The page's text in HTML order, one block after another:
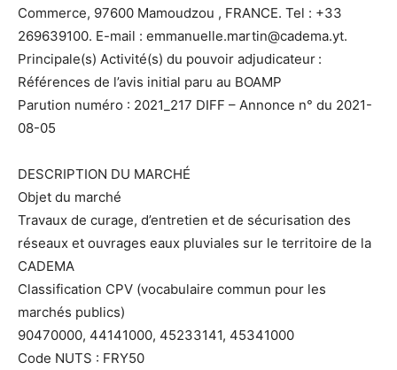
Commerce, 97600 Mamoudzou , FRANCE. Tel : +33
269639100. E-mail : emmanuelle.martin@cadema.yt.
Principale(s) Activité(s) du pouvoir adjudicateur :
Références de l’avis initial paru au BOAMP
Parution numéro : 2021_217 DIFF – Annonce n° du 2021-
08-05
DESCRIPTION DU MARCHÉ
Objet du marché
Travaux de curage, d’entretien et de sécurisation des
réseaux et ouvrages eaux pluviales sur le territoire de la
CADEMA
Classification CPV (vocabulaire commun pour les
marchés publics)
90470000, 44141000, 45233141, 45341000
Code NUTS : FRY50